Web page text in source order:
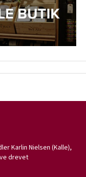
Karlin Nielsen (Kalle),
drevet